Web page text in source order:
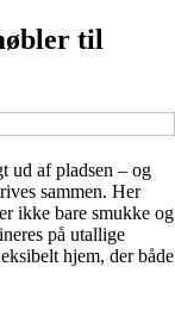
til
ud af pladsen – og
sammen. Her
ikke bare smukke og
på utallige
hjem, der både